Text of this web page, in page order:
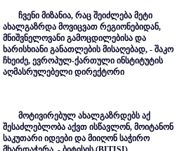
ჩვენი მიზანია, რაც შეიძლება მეტი
ახალგაზრდა მოვიცვათ რეგიონებიდან,
მნიშვნელოვანი გამოცდილებისა და
ხარისხიანი განათლების მისაღებად, - შაკო
ჩხეიძე, ევროპულ-ქართული ინსტიტუტის
აღმასრულებელი დირექტორი
მოტივირებულ ახალგაზრდებს აქ
შესაძლებლობა აქვთ ისწავლონ, მოიტანონ
საკუთარი იდეები და მიიღონ საჭირო